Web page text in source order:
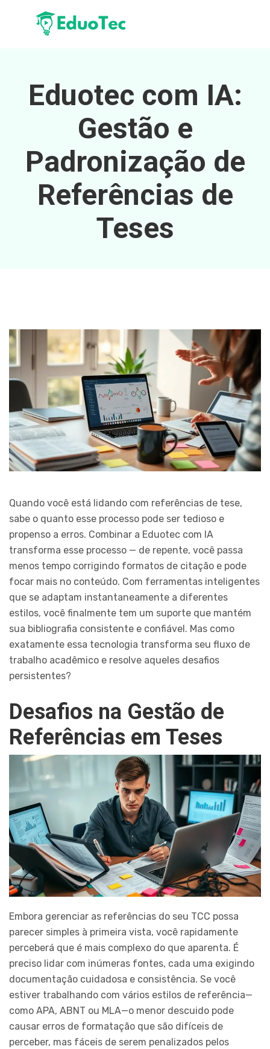
Eduotec com IA:
Gestão e
Padronização de
Referências de
Teses
Quando você está lidando com referências de tese,
sabe o quanto esse processo pode ser tedioso e
propenso a erros. Combinar a Eduotec com IA
transforma esse processo — de repente, você passa
menos tempo corrigindo formatos de citação e pode
focar mais no conteúdo. Com ferramentas inteligentes
que se adaptam instantaneamente a diferentes
estilos, você finalmente tem um suporte que mantém
sua bibliografia consistente e confiável. Mas como
exatamente essa tecnologia transforma seu fluxo de
trabalho acadêmico e resolve aqueles desafios
persistentes?
Desafios na Gestão de
Referências em Teses
Embora gerenciar as referências do seu TCC possa
parecer simples à primeira vista, você rapidamente
perceberá que é mais complexo do que aparenta. É
preciso lidar com inúmeras fontes, cada uma exigindo
documentação cuidadosa e consistência. Se você
estiver trabalhando com vários estilos de referência—
como APA, ABNT ou MLA—o menor descuido pode
causar erros de formatação que são difíceis de
perceber, mas fáceis de serem penalizados pelos